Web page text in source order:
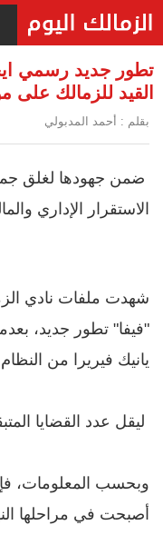
تطور جديد رسمي
القيد للزمالك على
بقلم : أحمد المدبولي
ضمن جهودها لغلق
الاستقرار الإداري
شهدت ملفات نادي
"فيفا" تطور جديد،
يانيك فيريرا من
ليقل عدد القضايا المتبقية
أصبحت في مراحلها